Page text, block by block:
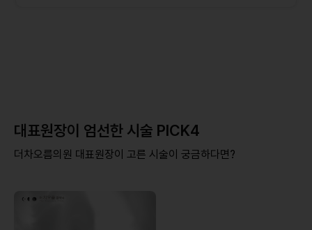
대표원장이 엄선한 시술 PICK4
더차오름의원 대표원장이 고른 시술이 궁금하다면?